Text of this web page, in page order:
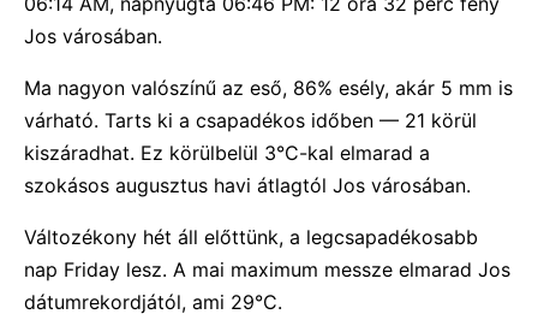
Jos városában.
Ma nagyon valószínű az eső, 86% esély, akár 5 mm is
várható. Tarts ki a csapadékos időben — 21 körül
kiszáradhat. Ez körülbelül 3°C-kal elmarad a
szokásos augusztus havi átlagtól Jos városában.
Változékony hét áll előttünk, a legcsapadékosabb
nap Friday lesz. A mai maximum messze elmarad Jos
dátumrekordjától, ami 29°C.